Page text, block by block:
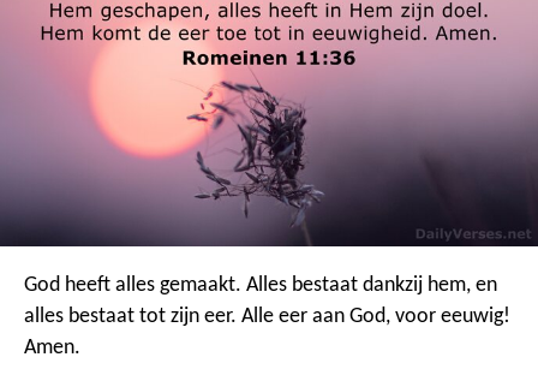
God heeft alles gemaakt. Alles bestaat dankzij hem, en
alles bestaat tot zijn eer. Alle eer aan God, voor eeuwig!
Amen.